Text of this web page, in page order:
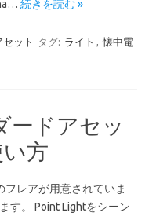
続きを読む »
ット タグ: ライト , 懐中電
ードアセッ
方
フレアが用意されていま
す。 Point Lightをシーン